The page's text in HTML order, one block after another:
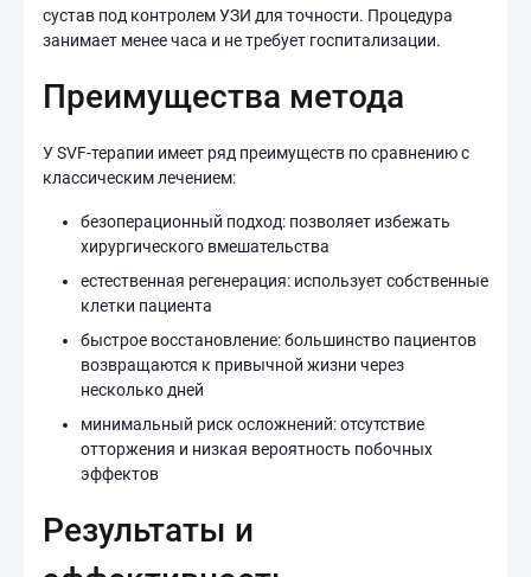
сустав под контролем УЗИ для точности. Процедура
занимает менее часа и не требует госпитализации.
Преимущества метода
У SVF-терапии имеет ряд преимуществ по сравнению с
классическим лечением:
безоперационный подход: позволяет избежать
хирургического вмешательства
естественная регенерация: использует собственные
клетки пациента
быстрое восстановление: большинство пациентов
возвращаются к привычной жизни через
несколько дней
минимальный риск осложнений: отсутствие
отторжения и низкая вероятность побочных
эффектов
Результаты и